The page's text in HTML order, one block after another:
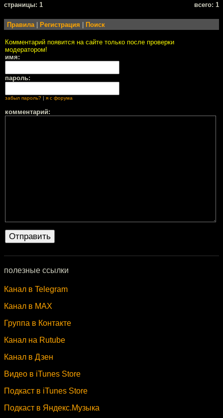
cтраницы: 1 всего: 1
Правила Регистрация Поиск
Комментарий появится на сайте только после проверки
модератором!
имя:
пароль:
забыл пароль? | я с форума
комментарий:
полезные ссылки
Канал в Telegram
Канал в MAX
Группа в Контакте
Канал на Rutube
Канал в Дзен
Видео в iTunes Store
Подкаст в iTunes Store
Подкаст в Яндекс.Музыка